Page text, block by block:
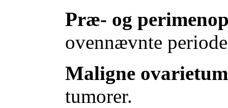
Præ- og
ovennævnte
Maligne
tumorer.